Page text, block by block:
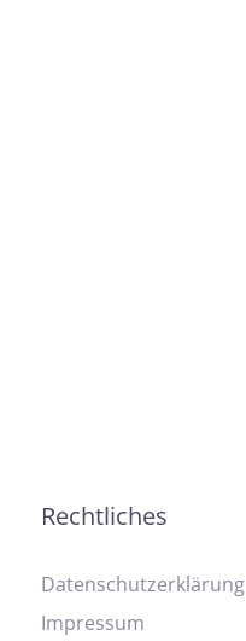
Rechtliches
Datenschutzerklärung
Impressum